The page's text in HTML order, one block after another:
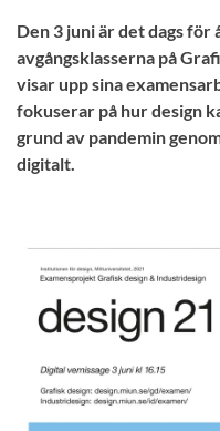
Den 3 juni är det dags för
avgångsklasserna på
visar upp sina
fokuserar på hur design
grund av pandemin
digitalt.